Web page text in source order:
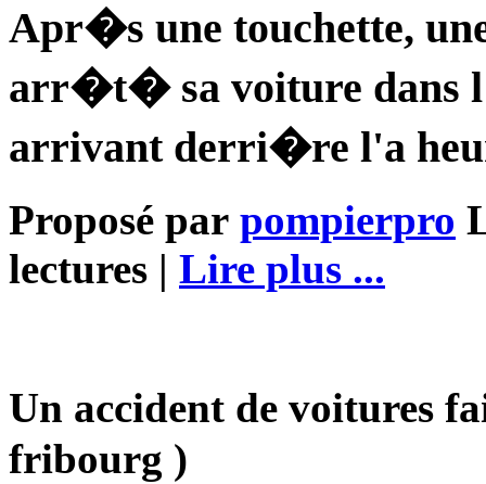
Apr�s une touchette,
arr�t� sa voiture dans
arrivant derri�re l'a
Proposé par pompierpro
lectures | Lire plus ...
Un accident de voitures
fribourg )